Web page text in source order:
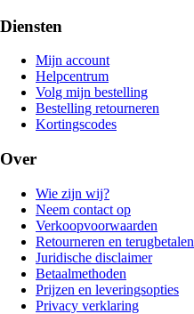
Diensten
Mijn account
Helpcentrum
Volg mijn bestelling
Bestelling retourneren
Kortingscodes
Over
Wie zijn wij?
Neem contact op
Verkoopvoorwaarden
Retourneren en terugbetalen
Juridische disclaimer
Betaalmethoden
Prijzen en leveringsopties
Privacy verklaring